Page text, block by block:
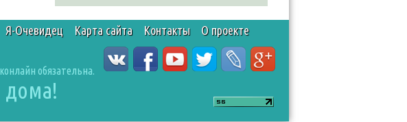
Я-Очевидец Карта сайта Контакты О проекте
обязательна.
дома!